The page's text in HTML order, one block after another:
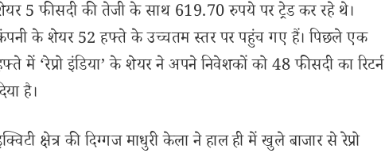
5 फीसदी की तेजी के साथ 619.70 रुपये पर ट्रेड कर रहे थे।
के शेयर 52 हफ्ते के उच्चतम स्तर पर पहुंच गए हैं। पिछले एक
में ‘रेप्रो इंडिया’ के शेयर ने अपने निवेशकों को 48 फीसदी का रिटर्न
है।
क्षेत्र की दिग्गज माधुरी केला ने हाल ही में खुले बाजार से रेप्रो